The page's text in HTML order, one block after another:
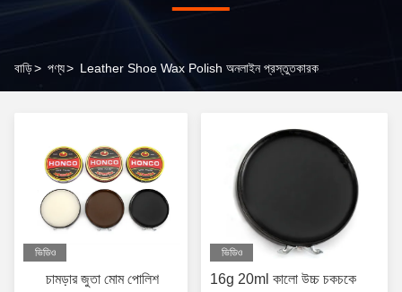
বাড়ি> পণ্য> Leather Shoe Wax Polish অনলাইন প্রস্তুতকারক
ভিডিও
চামড়ার জুতা মোম পোলিশ
ভিডিও
16g 20ml কালো উচ্চ চকচকে